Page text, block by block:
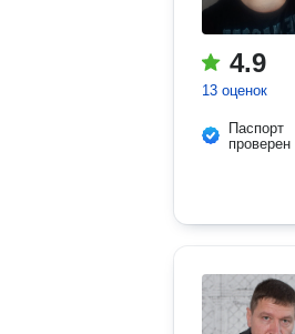
4.9
13 оценок
Паспорт
проверен